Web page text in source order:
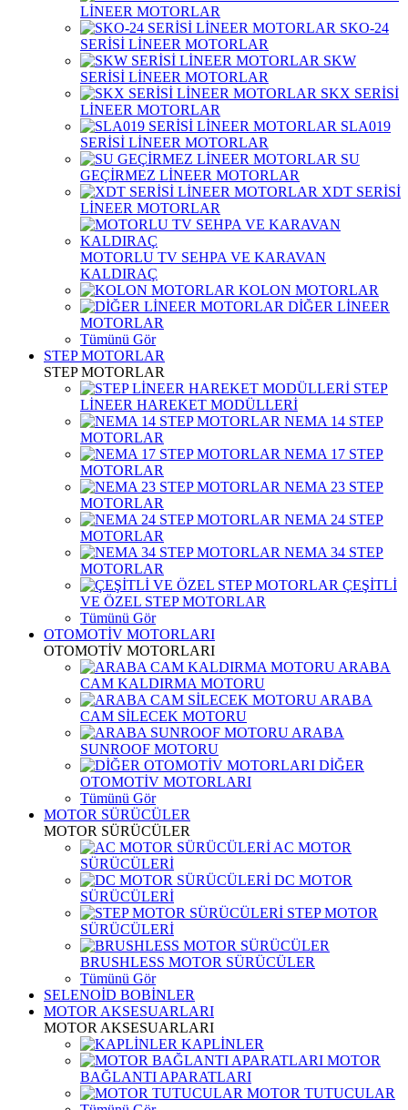
LİNEER MOTORLAR
SKO-24
SERİSİ LİNEER MOTORLAR
SKW
SERİSİ LİNEER MOTORLAR
SKX SERİSİ
LİNEER MOTORLAR
SLA019
SERİSİ LİNEER MOTORLAR
SU
GEÇİRMEZ LİNEER MOTORLAR
XDT SERİSİ
LİNEER MOTORLAR
MOTORLU TV SEHPA VE KARAVAN
KALDIRAÇ
KOLON MOTORLAR
DİĞER LİNEER
MOTORLAR
Tümünü Gör
STEP MOTORLAR
STEP MOTORLAR
STEP
LİNEER HAREKET MODÜLLERİ
NEMA 14 STEP
MOTORLAR
NEMA 17 STEP
MOTORLAR
NEMA 23 STEP
MOTORLAR
NEMA 24 STEP
MOTORLAR
NEMA 34 STEP
MOTORLAR
ÇEŞİTLİ
VE ÖZEL STEP MOTORLAR
Tümünü Gör
OTOMOTİV MOTORLARI
OTOMOTİV MOTORLARI
ARABA
CAM KALDIRMA MOTORU
ARABA
CAM SİLECEK MOTORU
ARABA
SUNROOF MOTORU
DİĞER
OTOMOTİV MOTORLARI
Tümünü Gör
MOTOR SÜRÜCÜLER
MOTOR SÜRÜCÜLER
AC MOTOR
SÜRÜCÜLERİ
DC MOTOR
SÜRÜCÜLERİ
STEP MOTOR
SÜRÜCÜLERİ
BRUSHLESS MOTOR SÜRÜCÜLER
Tümünü Gör
SELENOİD BOBİNLER
MOTOR AKSESUARLARI
MOTOR AKSESUARLARI
KAPLİNLER
MOTOR
BAĞLANTI APARATLARI
MOTOR TUTUCULAR